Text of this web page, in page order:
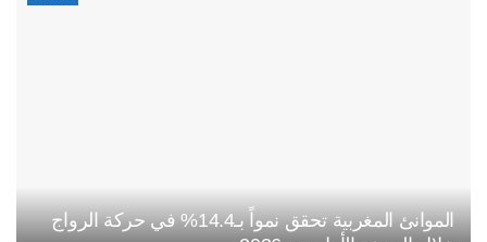
الموانئ المغربية تحقق نمواً بـ14.4% في حركة الرواج